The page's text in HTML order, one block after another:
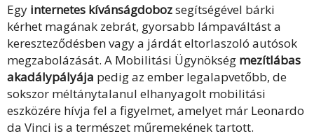
Egy internetes kívánságdobozsegítségével bárki
kérhet magának zebrát, gyorsabb lámpaváltást a
kereszteződésben vagy a járdát eltorlaszoló autósok
megzabolázását. A Mobilitási Ügynökség mezítlábas
akadálypályája pedig az ember legalapvetőbb, de
sokszor méltánytalanul elhanyagolt mobilitási
eszközére hívja fel a figyelmet, amelyet már Leonardo
da Vinci is a természet műremekének tartott.